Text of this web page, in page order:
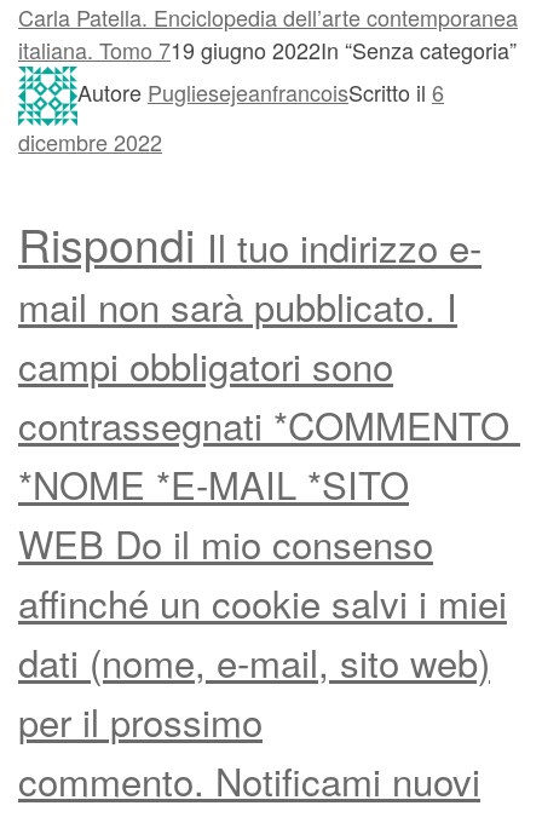
Carla Patella. Enciclopedia dell’arte contemporanea
italiana. Tomo 719 giugno 2022In “Senza categoria”
Autore PugliesejeanfrancoisScritto il 6
dicembre 2022
Rispondi Il tuo indirizzo e-
mail non sarà pubblicato. I
campi obbligatori sono
contrassegnati *COMMENTO
*NOME *E-MAIL *SITO
WEB Do il mio consenso
affinché un cookie salvi i miei
dati (nome, e-mail, sito web)
per il prossimo
commento. Notificami nuovi